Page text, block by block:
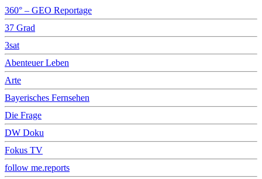
360° – GEO Reportage
37 Grad
3sat
Abenteuer Leben
Arte
Bayerisches Fernsehen
Die Frage
DW Doku
Fokus TV
follow me.reports